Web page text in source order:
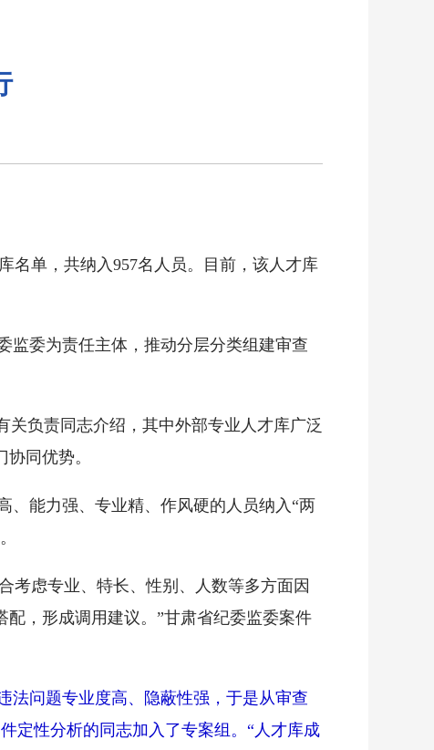
名单，共纳入957名人员。目前，该人才库
监委为责任主体，推动分层分类组建审查
关负责同志介绍，其中外部专业人才库广泛
同优势。
、能力强、专业精、作风硬的人员纳入“两
考虑专业、特长、性别、人数等多方面因
，形成调用建议。”甘肃省纪委监委案件
法问题专业度高、隐蔽性强，于是从审查
定性分析的同志加入了专案组。“人才库成